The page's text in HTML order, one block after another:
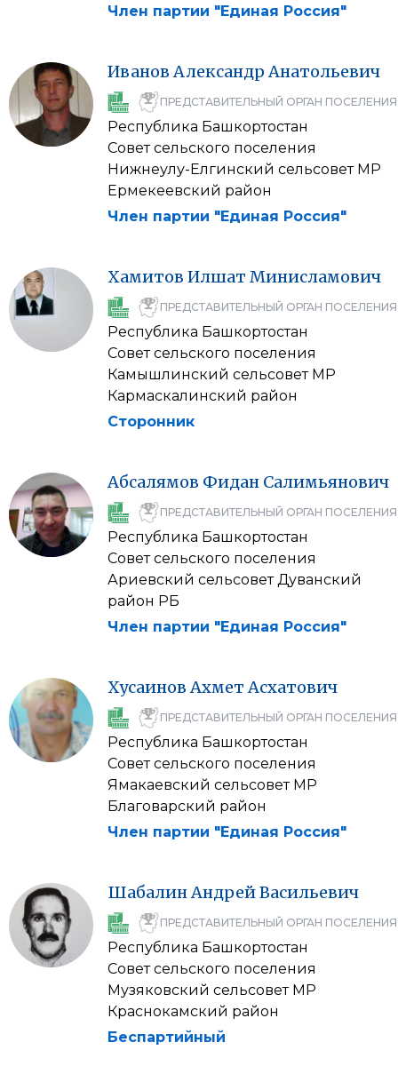
Член партии "Единая Россия"
Иванов Александр Анатольевич
ПРЕДСТАВИТЕЛЬНЫЙ ОРГАН ПОСЕЛЕНИЯ
Республика Башкортостан
Совет сельского поселения
Нижнеулу-Елгинский сельсовет МР
Ермекеевский район
Член партии "Единая Россия"
Хамитов Илшат Минисламович
ПРЕДСТАВИТЕЛЬНЫЙ ОРГАН ПОСЕЛЕНИЯ
Республика Башкортостан
Совет сельского поселения
Камышлинский сельсовет МР
Кармаскалинский район
Сторонник
Абсалямов Фидан Салимьянович
ПРЕДСТАВИТЕЛЬНЫЙ ОРГАН ПОСЕЛЕНИЯ
Республика Башкортостан
Совет сельского поселения
Ариевский сельсовет Дуванский
район РБ
Член партии "Единая Россия"
Хусаинов Ахмет Асхатович
ПРЕДСТАВИТЕЛЬНЫЙ ОРГАН ПОСЕЛЕНИЯ
Республика Башкортостан
Совет сельского поселения
Ямакаевский сельсовет МР
Благоварский район
Член партии "Единая Россия"
ШабалинАндрейВасильевич
ПРЕДСТАВИТЕЛЬНЫЙ ОРГАН ПОСЕЛЕНИЯ
Республика Башкортостан
Совет сельского поселения
Музяковский сельсовет МР
Краснокамский район
Беспартийный